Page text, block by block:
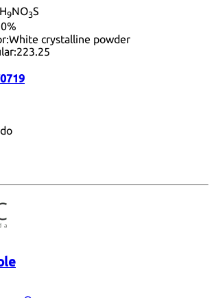
H9NO3S
White crystalline powder
223.25